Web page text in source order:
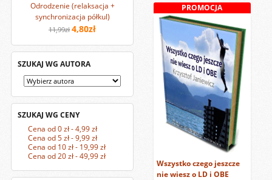
Odrodzenie (relaksacja +
synchronizacja półkul)
11,99zł 4,80zł
SZUKAJ WG AUTORA
SZUKAJ WG CENY
Cena od 0 zł - 4,99 zł
Cena od 5 zł - 9,99 zł
Cena od 10 zł - 19,99 zł
Cena od 20 zł - 49,99 zł
PROMOCJA
Wszystko czego jeszcze
nie wiesz o LD i OBE